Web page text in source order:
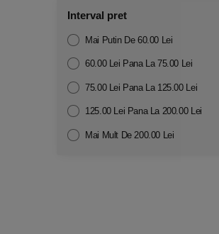
Interval pret
Mai Putin De 60.00 Lei
60.00 Lei Pana La 75.00 Lei
75.00 Lei Pana La 125.00 Lei
125.00 Lei Pana La 200.00 Lei
Mai Mult De 200.00 Lei